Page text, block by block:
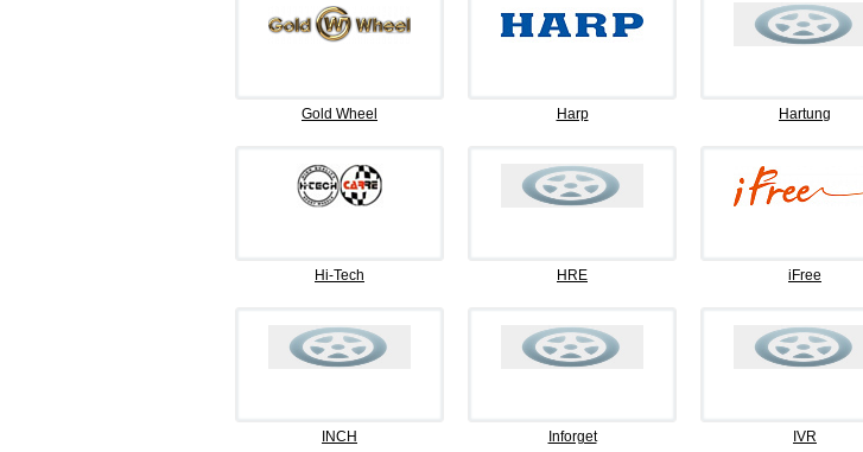
Gold Wheel Harp Hartung
Hi-Tech HRE iFree
INCH Inforget IVR